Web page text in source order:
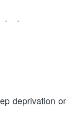
deprivation